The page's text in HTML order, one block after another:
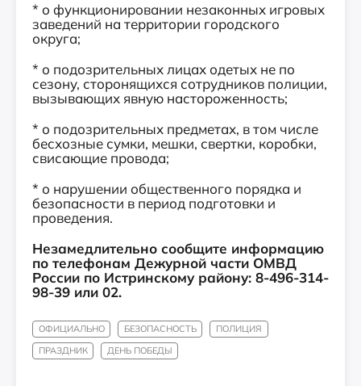
* о функционировании незаконных игровых
заведений на территории городского
округа;
* о подозрительных лицах одетых не по
сезону, сторонящихся сотрудников полиции,
вызывающих явную настороженность;
* о подозрительных предметах, в том числе
бесхозные сумки, мешки, свертки, коробки,
свисающие провода;
* о нарушении общественного порядка и
безопасности в период подготовки и
проведения.
Незамедлительно сообщите информацию
по телефонам Дежурной части ОМВД
России по Истринскому району: 8-496-314-
98-39 или 02.
ОФИЦИАЛЬНО БЕЗОПАСНОСТЬ
ПОЛИЦИЯ
ПРАЗДНИК
ДЕНЬ ПОБЕДЫ